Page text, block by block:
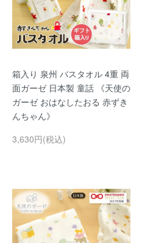
箱入り 泉州 バスタオル 4重 両
面ガーゼ 日本製 童話 《天使の
ガーゼ おはなしたおる 赤ずき
んちゃん》
3,630円(税込)